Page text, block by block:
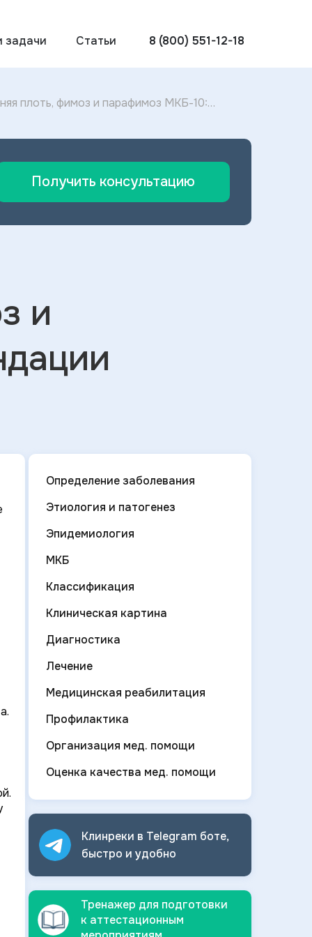
задачи Статьи 8 (800) 551-12-18
плоть, фимоз и парафимоз МКБ-10:
Получить консультацию
и
Определение заболевания
Этиология и патогенез
Эпидемиология
МКБ
Классификация
Клиническая картина
Диагностика
Лечение
Медицинская реабилитация
Профилактика
Организация мед. помощи
Оценка качества мед. помощи
Клинреки в Telegram боте,
быстро и удобно
Тренажер для подготовки
к аттестационным